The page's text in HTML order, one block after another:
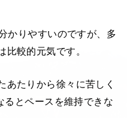
かりやすいのですが、多
比較的元気です。
あたりから徐々に苦しく
るとペースを維持できな